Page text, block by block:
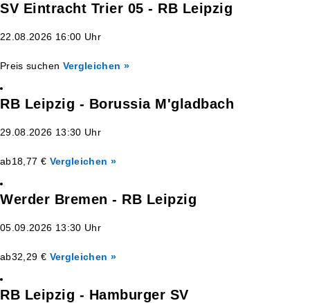
SV Eintracht Trier 05 - RB Leipzig
22.08.2026 16:00 Uhr
Preis suchen Vergleichen »
RB Leipzig - Borussia M'gladbach
29.08.2026 13:30 Uhr
ab18,77 € Vergleichen »
Werder Bremen - RB Leipzig
05.09.2026 13:30 Uhr
ab32,29 € Vergleichen »
RB Leipzig - Hamburger SV